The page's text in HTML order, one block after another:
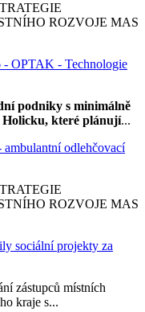
ROZVOJE MAS
OPTAK - Technologie
podniky s minimálně
Holicku, které plánují...
odlehčovací
ROZVOJE MAS
sociální projekty za
zástupců místních
kraje s...